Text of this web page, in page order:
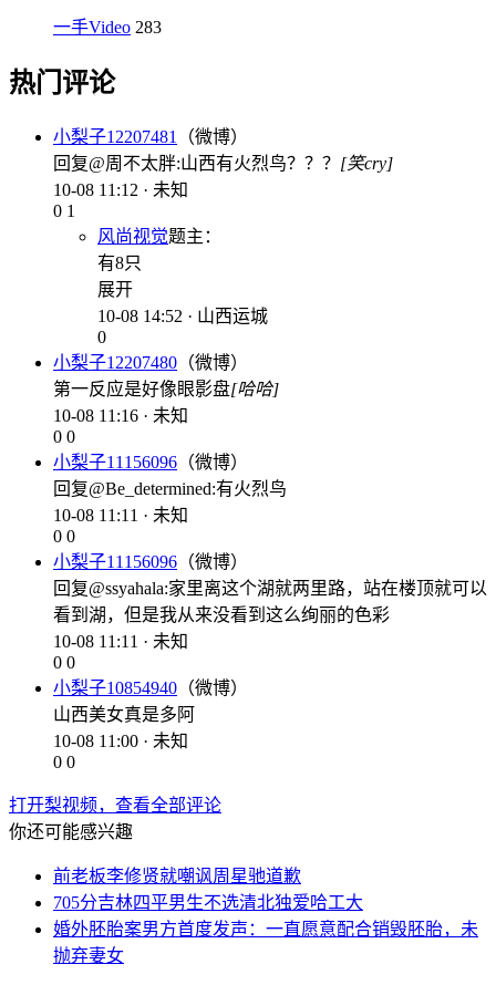
一手Video 283
热门评论
小梨子12207481
（微博）
回复@周不太胖:山西有火烈鸟？？？ [笑cry]
10-08 11:12 · 未知
0 1
风尚视觉题主 ：
有8只
展开
10-08 14:52 · 山西运城
0
小梨子12207480 （微博）
第一反应是好像眼影盘[哈哈]
10-08 11:16 · 未知
0 0
小梨子11156096 （微博）
回复@Be_determined:有火烈鸟
10-08 11:11 · 未知
0 0
小梨子11156096 （微博）
回复@ssyahala:家里离这个湖就两里路，站在楼顶就可以
看到湖，但是我从来没看到这么绚丽的色彩
10-08 11:11 · 未知
0 0
小梨子10854940 （微博）
山西美女真是多阿
10-08 11:00 · 未知
0 0
打开梨视频，查看全部评论
你还可能感兴趣
前老板李修贤就嘲讽周星驰道歉
705分吉林四平男生不选清北独爱哈工大
婚外胚胎案男方首度发声：一直愿意配合销毁胚胎，未
抛弃妻女